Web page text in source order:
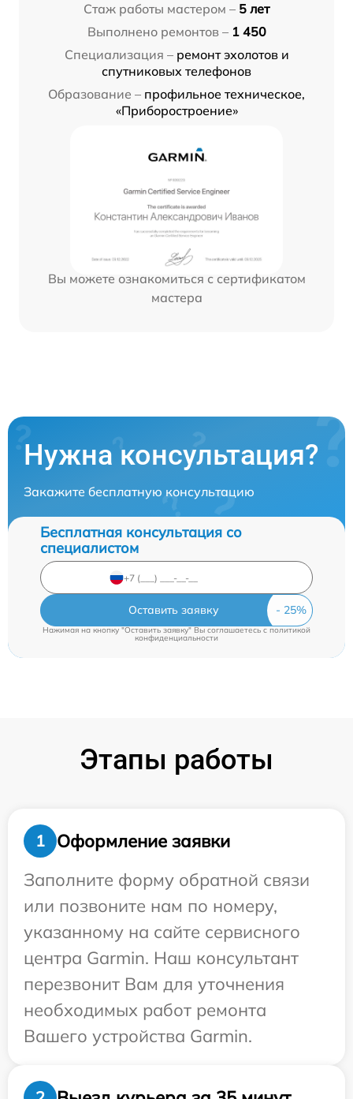
Стаж работы мастером – 5 лет
Выполнено ремонтов – 1 450
Специализация – ремонт эхолотов и
спутниковых телефонов
Образование – профильное техническое,
«Приборостроение»
Вы можете ознакомиться с сертификатом
мастера
Нужна консультация?
Закажите бесплатную консультацию
Бесплатная консультация со
специалистом
Оставить заявку
Нажимая на кнопку "Оставить заявку" Вы соглашаетесь cполитикой
конфиденциальности
Этапы работы
1
Оформление заявки
Заполните форму обратной связи
или позвоните нам по номеру,
указанному на сайте сервисного
центра Garmin. Наш консультант
перезвонит Вам для уточнения
необходимых работ ремонта
Вашего устройства Garmin.